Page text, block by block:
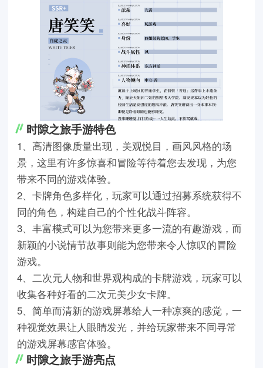
时隙之旅手游特色
1、高清图像质量出现，美观悦目，画风风格的场
景，这里有许多惊喜和冒险等待着您去发现，为您
带来不同的游戏体验。
2、卡牌角色多样化，玩家可以通过招募系统获得不
同的角色，构建自己的个性化战斗阵容。
3、丰富模式可以为您带来更多一流的有趣游戏，而
新颖的小说情节故事则能为您带来令人惊叹的冒险
游戏。
4、二次元人物和世界观构成的卡牌游戏，玩家可以
收集各种好看的二次元美少女卡牌。
5、简单而清新的游戏屏幕给人一种凉爽的感觉，一
种视觉效果让人眼睛发光，并给玩家带来不同寻常
的游戏屏幕感官体验。
时隙之旅手游亮点